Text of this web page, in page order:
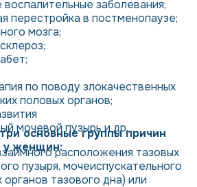
воспалительные заболевания;
перестройка в постменопаузе;
мозга;
по поводу злокачественных
половых органов;
мочевой пузырь и др.
основные группы причин
у женщин:расположения тазовых
пузыря, мочеиспускательного
органов тазового дна) или